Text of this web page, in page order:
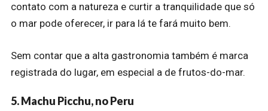
contato com a natureza e curtir a tranquilidade que só
o mar pode oferecer, ir para lá te fará muito bem.
Sem contar que a alta gastronomia também é marca
registrada do lugar, em especial a de frutos-do-mar.
5. Machu Picchu, no Peru